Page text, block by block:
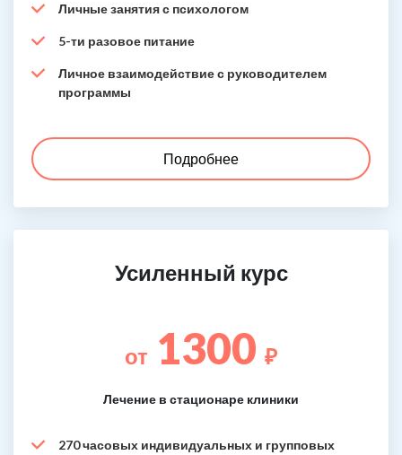
Личные занятия с психологом
5-ти разовое питание
Личное взаимодействие с руководителем
программы
Подробнее
Усиленный курс
от 1300 ₽
Лечение в стационаре клиники
270 часовых индивидуальных и групповых